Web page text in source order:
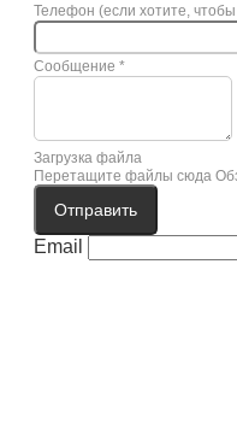
Телефон (если хотите,
Сообщение *
Загрузка файла
Перетащите файлы сюда
Отправить
Email